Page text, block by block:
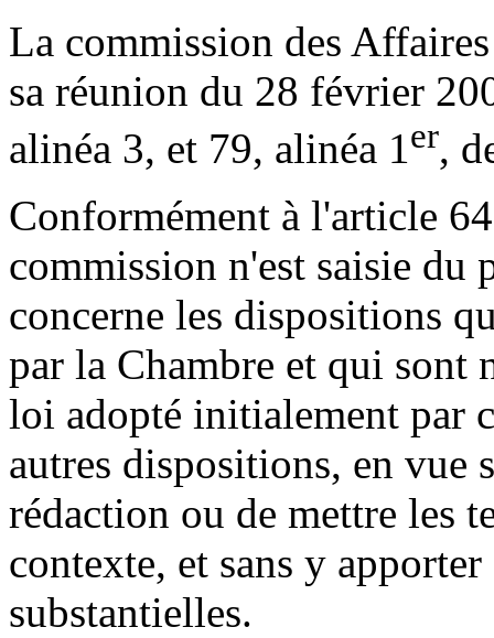
La commission des
sa réunion du 28 février
alinéa 3, et 79, alinéa 1er,
Conformément à l'article
commission n'est saisie
concerne les dispositions
par la Chambre et qui sont
loi adopté initialement par
autres dispositions, en vue
rédaction ou de mettre les
contexte, et sans y
substantielles.